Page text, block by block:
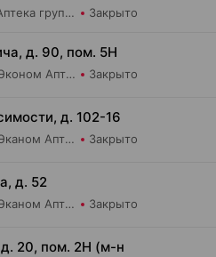
Добрыя леки Аптека групп Центр ООО Аптека №5 Закрыто
д. 90, пом. 5Н
Добрыя леки-Эконом Аптека групп Центр ООО Аптека №17 Закрыто
д. 102-16
Добрыя леки-Эканом Аптека групп Центр ООО Аптека №19 Закрыто
д. 52
Добрыя леки-Эканом Аптека групп Центр ООО Аптека №29 Закрыто
20, пом. 2Н (м-н